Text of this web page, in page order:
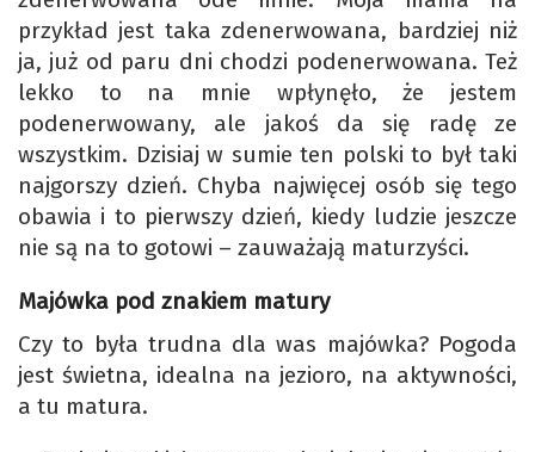
przykład jest taka zdenerwowana, bardziej niż
ja, już od paru dni chodzi podenerwowana. Też
lekko to na mnie wpłynęło, że jestem
podenerwowany, ale jakoś da się radę ze
wszystkim. Dzisiaj w sumie ten polski to był taki
najgorszy dzień. Chyba najwięcej osób się tego
obawia i to pierwszy dzień, kiedy ludzie jeszcze
nie są na to gotowi – zauważają maturzyści.
Majówka pod znakiem matury
Czy to była trudna dla was majówka? Pogoda
jest świetna, idealna na jezioro, na aktywności,
a tu matura.